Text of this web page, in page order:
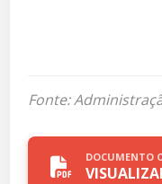
Fonte:
DOCUMENTO